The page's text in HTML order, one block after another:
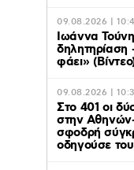
09.08.2026 |
Ιωάννα
δηλητηρίαση
φάει»
09.08.2026 |
Στο 401 οι
στην
σφοδρή
οδηγούσε